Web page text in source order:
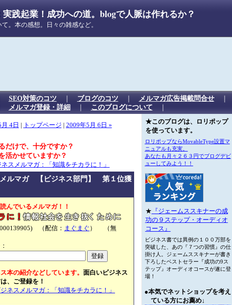
践起業！成功への道。blogで人脈は作れるか？
。本の感想。日々の雑感など。
SEO対策のコツ ｜ ブログのコツ ｜ メルマガ広告掲載問合せ｜
メルマガ登録・詳細｜ このブログについて ｜
4日 トップページ 2009年5月 6日 »
で、十分ですか？
かせていますか？
ネスメルマガ：「知識をチカラに！」
メルマガ 【ビジネス部門】 第１位獲
んでいるメルマガ！！
（配信： まぐまぐ ） （無
本の紹介などしています。 面白いビジネス
、ご登録を！
ジネスメルマガ：「知識をチカラに！」
★このブログは、ロリポップ
を使っています。
ロリポップならMovableType設置マ
ニュアルも充実。
あなたも月々２６３円でブログデビ
ューしてみよう！！
★ 『ジェームススキナーの成
功の９ステップ・オーディオ
コース』
ビジネス書では異例の１００万部を
突破した、あの『７つの習慣』の仕
掛け人。ジェームススキナーが書き
下ろしたベストセラー『成功の9ス
テップ』オーディオコースが遂に登
場！
●本気でネットショップを考え
ている方にお薦め↓